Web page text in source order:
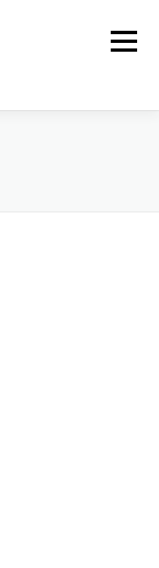
Menu